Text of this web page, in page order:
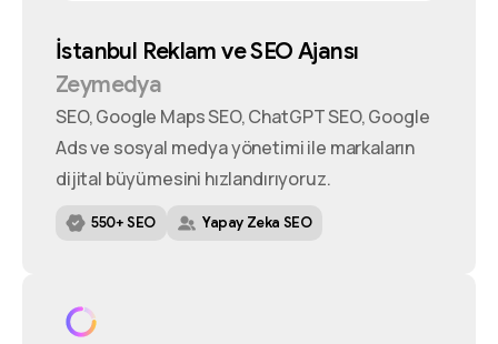
İstanbul ReklamveSEOAjansı
Zeymedya
SEO, Google Maps SEO, ChatGPT SEO, Google
Ads ve sosyal medya yönetimi ile markaların
dijital büyümesini hızlandırıyoruz.
550+ SEO Yapay Zeka SEO